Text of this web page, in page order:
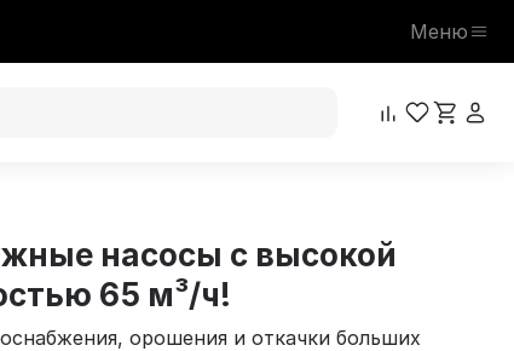
Меню
насосы с высокой
65 м³/ч!
орошения и откачки больших